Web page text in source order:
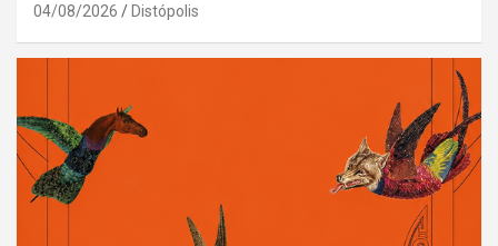
04/08/2026 Distópolis